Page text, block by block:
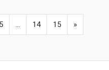
5 ... 14 15 »